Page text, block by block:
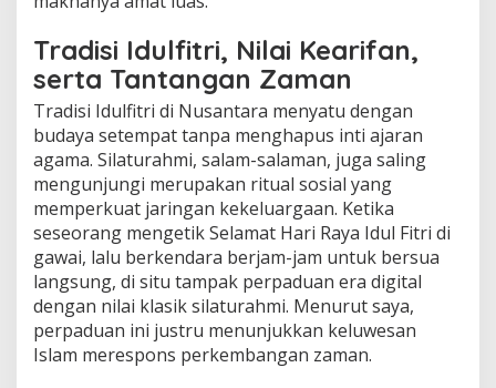
Tradisi Idulfitri, Nilai Kearifan,
serta Tantangan Zaman
Tradisi Idulfitri di Nusantara menyatu dengan
budaya setempat tanpa menghapus inti ajaran
agama. Silaturahmi, salam-salaman, juga saling
mengunjungi merupakan ritual sosial yang
memperkuat jaringan kekeluargaan. Ketika
seseorang mengetik Selamat Hari Raya Idul Fitri di
gawai, lalu berkendara berjam-jam untuk bersua
langsung, di situ tampak perpaduan era digital
dengan nilai klasik silaturahmi. Menurut saya,
perpaduan ini justru menunjukkan keluwesan
Islam merespons perkembangan zaman.